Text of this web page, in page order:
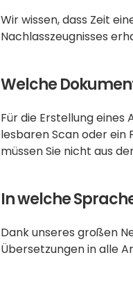
Wir wissen, dass Zeit
Nachlasszeugnisses
Welche
Für die Erstellung
lesbaren Scan oder ein
müssen Sie nicht aus
In welche
Dank unseres großen
Übersetzungen in alle